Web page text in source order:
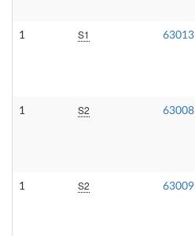
1 S1 63013
1 S2 63008
1 S2 63009